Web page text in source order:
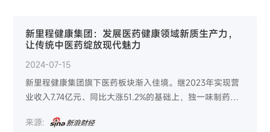
新里程健康集团：发展医药健康领域新质生产力，
让传统中医药绽放现代魅力
2024-07-15
新里程健康集团旗下医药板块渐入佳境。继2023年实现营
业收入7.74亿元、同比大涨51.2%的基础上，独一味制药今
独一味制药药品研发创新持续向纵深推进，与国内各大医
来源: